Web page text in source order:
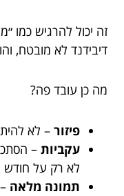
זה יכול להרגיש כמו
דיבידנד לא מובטח,
מה כן עובד פה?
פיזור – לא
עקביות –
לא רק על חודש
תמונה מלאה